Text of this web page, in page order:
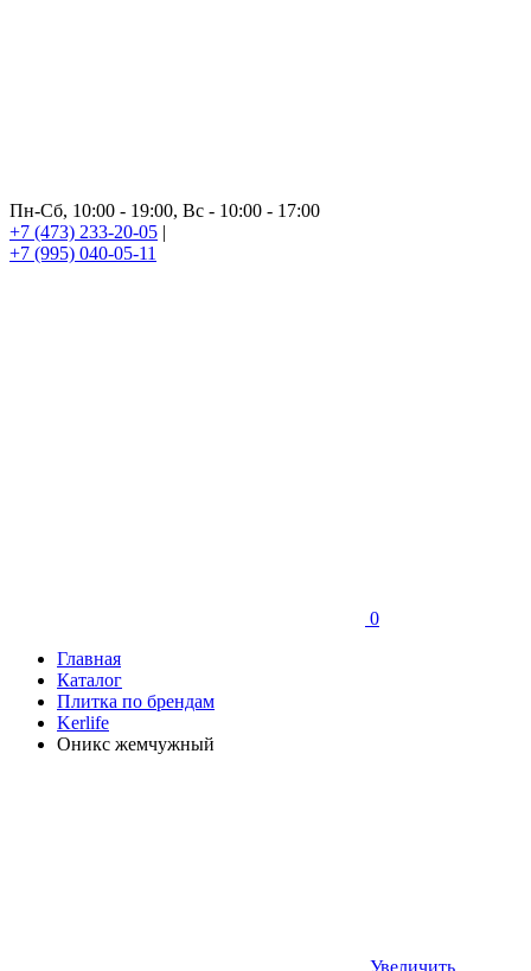
Пн-Сб, 10:00 - 19:00, Вс - 10:00 - 17:00
+7 (473) 233-20-05 |
+7 (995) 040-05-11
0
Главная
Каталог
Плитка по брендам
Kerlife
Оникс жемчужный